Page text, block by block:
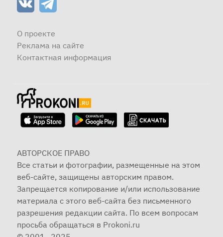
О проекте
Реклама на сайте
Контактная информация
АВТОРСКОЕ ПРАВО
Все статьи и фотографии, размещенные на этом
веб-сайте, защищены авторским правом.
Запрещается копирование и/или использование
материала с этого веб-сайта без письменного
разрешения редакции сайта. По всем вопросам
просьба обращаться в Prokoni.ru